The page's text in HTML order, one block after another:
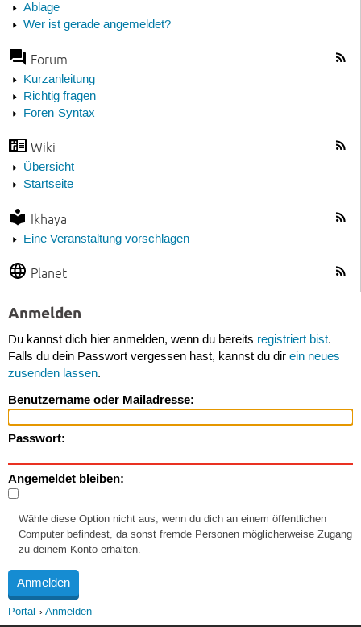
Ablage
Wer ist gerade angemeldet?
Forum
Kurzanleitung
Richtig fragen
Foren-Syntax
Wiki
Übersicht
Startseite
Ikhaya
Eine Veranstaltung vorschlagen
Planet
Anmelden
Du kannst dich hier anmelden, wenn du bereits registriert bist.
Falls du dein Passwort vergessen hast, kannst du dir ein neues
zusenden lassen.
Benutzername oder Mailadresse:
Passwort:
Angemeldet bleiben:
Wähle diese Option nicht aus, wenn du dich an einem öffentlichen
Computer befindest, da sonst fremde Personen möglicherweise Zugang
zu deinem Konto erhalten.
Portal Anmelden